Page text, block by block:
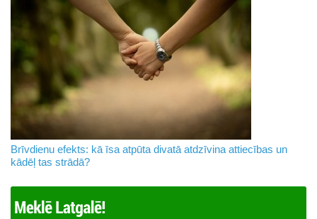
Brīvdienu efekts: kā īsa atpūta divatā atdzīvina attiecības un
kādēļ tas strādā?